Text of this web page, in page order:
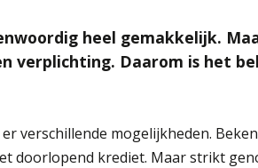
heel gemakkelijk.
verplichting. Daarom is het
verschillende mogelijkheden.
doorlopend krediet. Maar strikt